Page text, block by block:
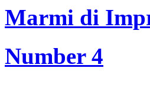
Marmi di
Number 4